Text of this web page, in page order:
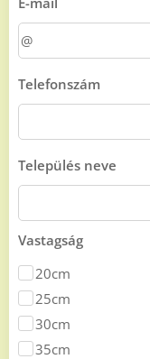
Telefonszám
Település neve
Vastagság
20cm
25cm
30cm
35cm